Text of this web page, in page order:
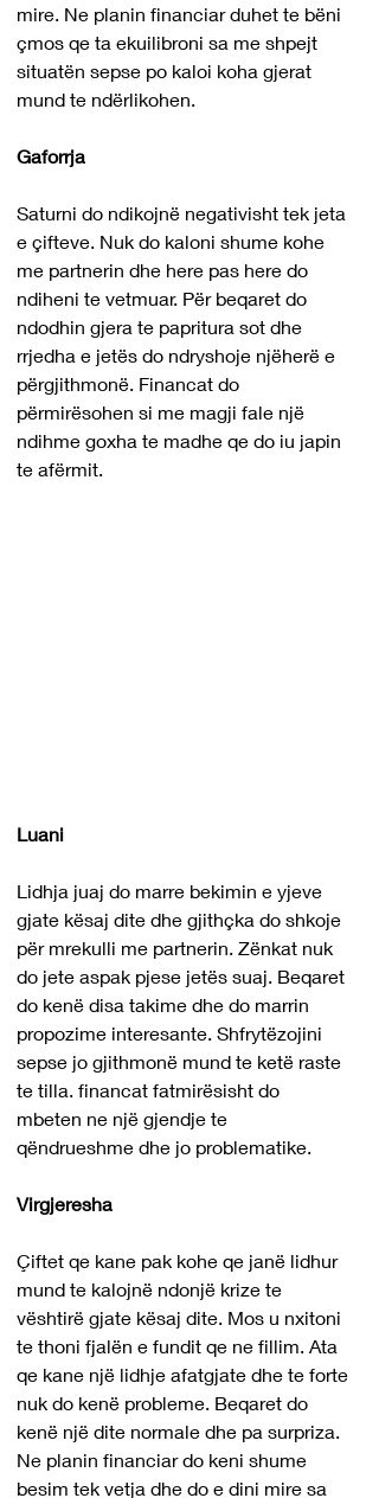
mire. Ne planin financiar duhet te bëni
çmos qe ta ekuilibroni sa me shpejt
situatën sepse po kaloi koha gjerat
mund te ndërlikohen.
Gaforrja
Saturni do ndikojnë negativisht tek jeta
e çifteve. Nuk do kaloni shume kohe
me partnerin dhe here pas here do
ndiheni te vetmuar. Për beqaret do
ndodhin gjera te papritura sot dhe
rrjedha e jetës do ndryshoje njëherë e
përgjithmonë. Financat do
përmirësohen si me magji fale një
ndihme goxha te madhe qe do iu japin
te afërmit.
Luani
Lidhja juaj do marre bekimin e yjeve
gjate kësaj dite dhe gjithçka do shkoje
për mrekulli me partnerin. Zënkat nuk
do jete aspak pjese jetës suaj. Beqaret
do kenë disa takime dhe do marrin
propozime interesante. Shfrytëzojini
sepse jo gjithmonë mund te ketë raste
te tilla. financat fatmirësisht do
mbeten ne një gjendje te
qëndrueshme dhe jo problematike.
Virgjeresha
Çiftet qe kane pak kohe qe janë lidhur
mund te kalojnë ndonjë krize te
vështirë gjate kësaj dite. Mos u nxitoni
te thoni fjalën e fundit qe ne fillim. Ata
qe kane një lidhje afatgjate dhe te forte
nuk do kenë probleme. Beqaret do
kenë një dite normale dhe pa surpriza.
Ne planin financiar do keni shume
besim tek vetja dhe do e dini mire sa